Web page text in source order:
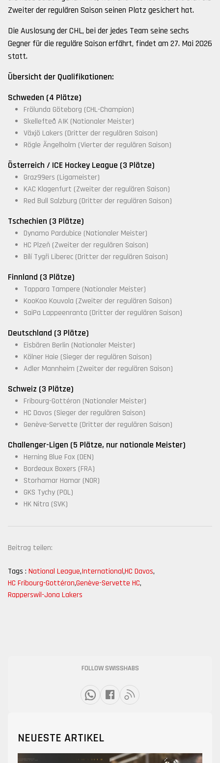
Zweiter der regulären Saison seinen Platz gesichert hat.
Die Auslosung der CHL, bei der jedes Team seine sechs
Gegner für die reguläre Saison erfährt, findet am 27. Mai 2026
statt.
Übersicht der Qualifikationen:
Schweden (4 Plätze)
Frölunda Göteborg (CHL-Champion)
Skellefteå AIK (Nationaler Meister)
Växjö Lakers (Dritter der regulären Saison)
Rögle Ängelholm (Vierter der regulären Saison)
Österreich / ICE Hockey League (3 Plätze)
Graz99ers (Ligameister)
KAC Klagenfurt (Zweiter der regulären Saison)
Red Bull Salzburg (Dritter der regulären Saison)
Tschechien (3 Plätze)
Dynamo Pardubice (Nationaler Meister)
HC Plzeň (Zweiter der regulären Saison)
Bílí Tygři Liberec (Dritter der regulären Saison)
Finnland (3 Plätze)
Tappara Tampere (Nationaler Meister)
KooKoo Kouvola (Zweiter der regulären Saison)
SaiPa Lappeenranta (Dritter der regulären Saison)
Deutschland (3 Plätze)
Eisbären Berlin (Nationaler Meister)
Kölner Haie (Sieger der regulären Saison)
Adler Mannheim (Zweiter der regulären Saison)
Schweiz (3 Plätze)
Fribourg-Gottéron (Nationaler Meister)
HC Davos (Sieger der regulären Saison)
Genève-Servette (Dritter der regulären Saison)
Challenger-Ligen (5 Plätze, nur nationale Meister)
Herning Blue Fox (DEN)
Bordeaux Boxers (FRA)
Storhamar Hamar (NOR)
GKS Tychy (POL)
HK Nitra (SVK)
Beitrag teilen:
Tags : National League,International,HC Davos,
HC Fribourg-Gottéron,Genève-Servette HC,
Rapperswil-Jona Lakers
FOLLOW SWISSHABS
NEUESTE ARTIKEL